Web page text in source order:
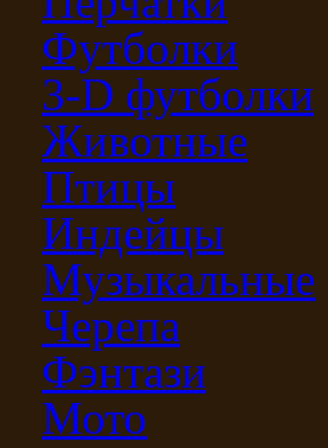
Футболки
3-D футболки
Животные
Птицы
Индейцы
Музыкальные
Черепа
Фэнтази
Мото